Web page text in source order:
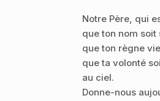
Notre Père, qui
que ton nom
que ton règne
que ta volonté
au ciel.
Donne-nous